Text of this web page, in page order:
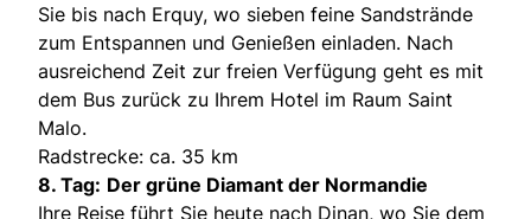
Sie bis nach Erquy, wo sieben feine Sandstrände
zum Entspannen und Genießen einladen. Nach
ausreichend Zeit zur freien Verfügung geht es mit
dem Bus zurück zu Ihrem Hotel im Raum Saint
Malo.
Radstrecke: ca. 35 km
8. Tag: Der grüne Diamant der Normandie
Ihre Reise führt Sie heute nach Dinan, wo Sie dem